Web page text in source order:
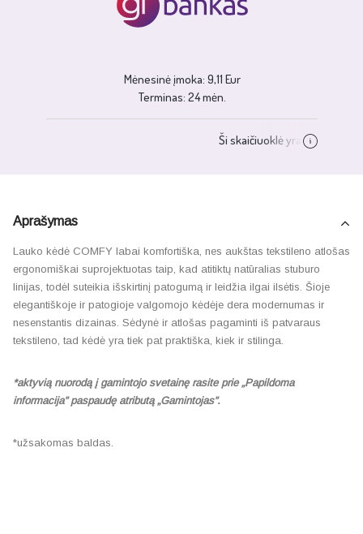
Aprašymas
Lauko kėdė COMFY labai komfortiška, nes aukštas tekstileno atlošas
ergonomiškai suprojektuotas taip, kad atitiktų natūralias stuburo
linijas, todėl suteikia išskirtinį patogumą ir leidžia ilgai ilsėtis. Šioje
elegantiškoje ir patogioje valgomojo kėdėje dera modernumas ir
nesenstantis dizainas. Sėdynė ir atlošas pagaminti iš patvaraus
tekstileno, tad kėdė yra tiek pat praktiška, kiek ir stilinga.
*aktyvią nuorodą į gamintojo svetainę rasite prie „Papildoma
informacija” paspaudę atributą „Gamintojas”.
*užsakomas baldas.